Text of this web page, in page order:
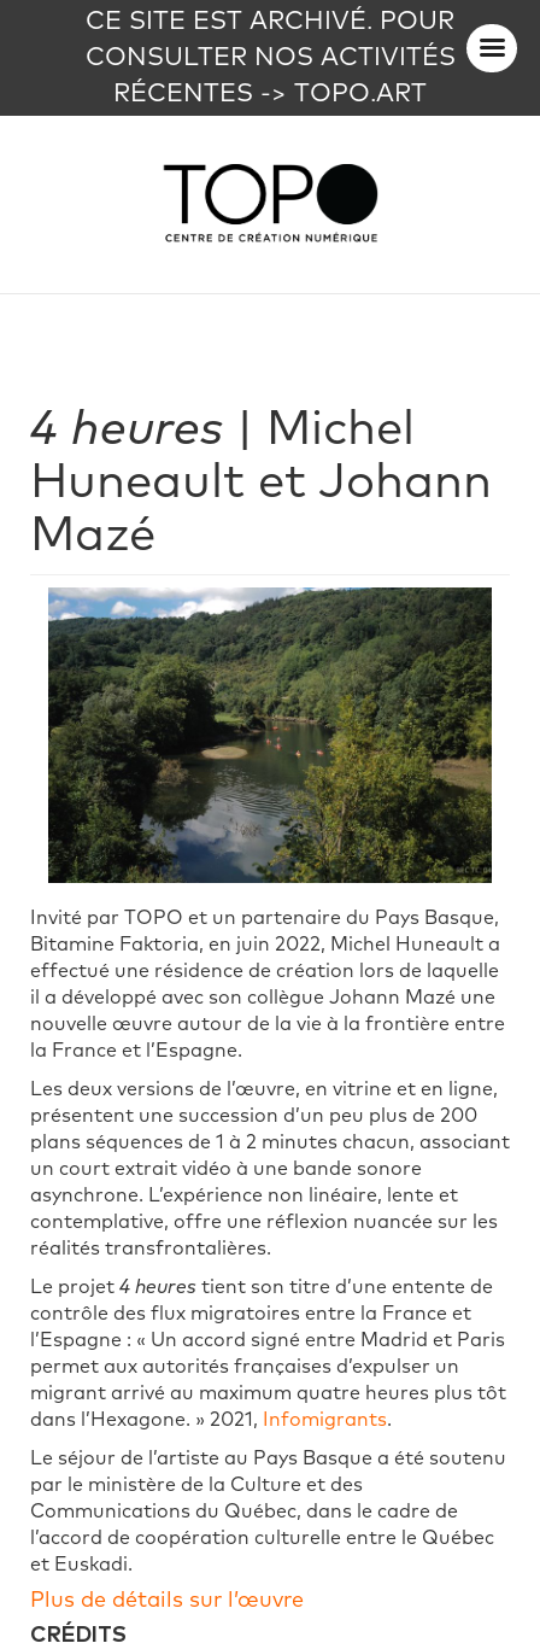
CE SITE EST ARCHIVÉ. POUR
CONSULTER NOS ACTIVITÉS
RÉCENTES -> TOPO.ART
4 heures | Michel
Huneault et Johann
Mazé
Invité par TOPO et un partenaire du Pays Basque,
Bitamine Faktoria, en juin 2022, Michel Huneault a
effectué une résidence de création lors de laquelle
il a développé avec son collègue Johann Mazé une
nouvelle œuvre autour de la vie à la frontière entre
la France et l’Espagne.
Les deux versions de l’œuvre, en vitrine et en ligne,
présentent une succession d’un peu plus de 200
plans séquences de 1 à 2 minutes chacun, associant
un court extrait vidéo à une bande sonore
asynchrone. L’expérience non linéaire, lente et
contemplative, offre une réflexion nuancée sur les
réalités transfrontalières.
Le projet 4 heures tient son titre d’une entente de
contrôle des flux migratoires entre la France et
l’Espagne : « Un accord signé entre Madrid et Paris
permet aux autorités françaises d’expulser un
migrant arrivé au maximum quatre heures plus tôt
dans l’Hexagone. » 2021,
Infomigrants.
Le séjour de l’artiste au Pays Basque a été soutenu
par le ministère de la Culture et des
Communications du Québec, dans le cadre de
l’accord de coopération culturelle entre le Québec
et Euskadi.
Plus de détails sur l’œuvre
CRÉDITS